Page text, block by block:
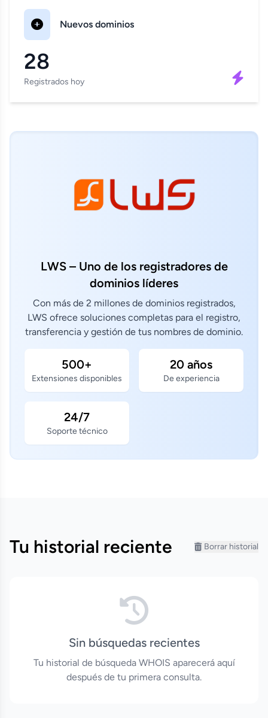
Nuevos dominios
28
Registrados hoy
LWS – Uno de los registradores de
dominios líderes
Con más de 2 millones de dominios registrados,
LWS ofrece soluciones completas para el registro,
transferencia y gestión de tus nombres de dominio.
500+
Extensiones disponibles
20 años
De experiencia
24/7
Soporte técnico
Tu historial reciente Borrar historial
Sin búsquedas recientes
Tu historial de búsqueda WHOIS aparecerá aquí
después de tu primera consulta.